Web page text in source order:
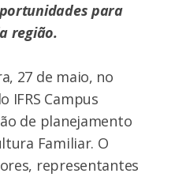
para
região.
27 de maio, no
IFRS Campus
de planejamento
Familiar. O
representantes